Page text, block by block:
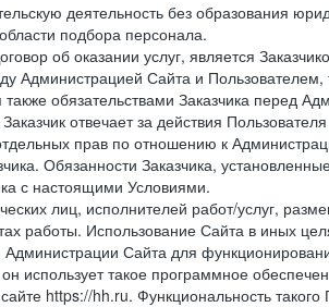
деятельность без образования
подбора персонала.
об оказании услуг, является
Администрацией Сайта и
обязательствами Заказчика перед
отвечает за действия
прав по отношению к
Обязанности Заказчика,
с настоящими Условиями.
лиц, исполнителей работ/услуг,
работы. Использование Сайта в иных
Сайта для
такое программное
https://hh.ru. Функциональность